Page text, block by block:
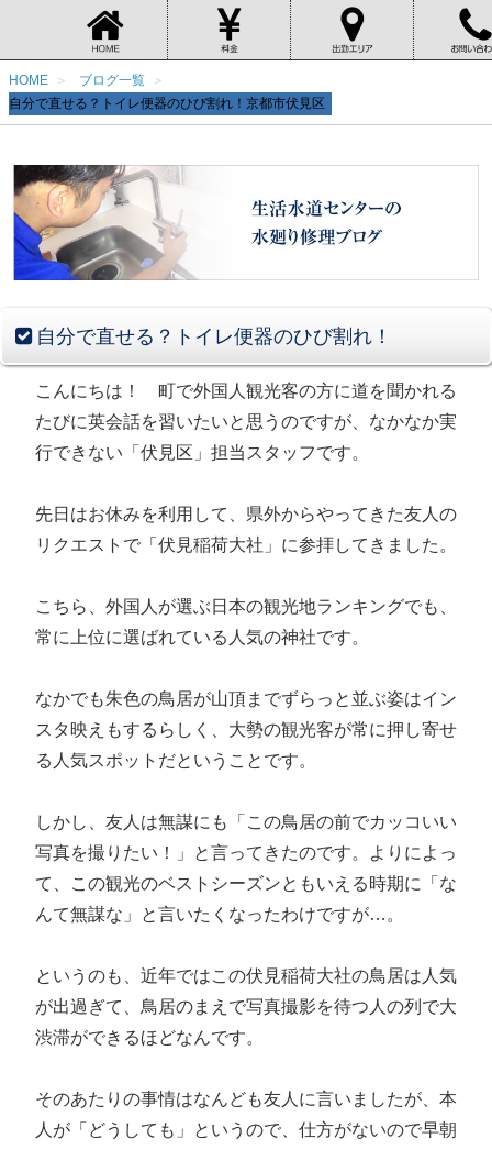
HOME
ブログ一覧
自分で直せる？トイレ便器のひび割れ！京都市伏見区
自分で直せる？トイレ便器のひび割れ！
こんにちは！ 町で外国人観光客の方に道を聞かれる
たびに英会話を習いたいと思うのですが、なかなか実
行できない「伏見区」担当スタッフです。
先日はお休みを利用して、県外からやってきた友人の
リクエストで「伏見稲荷大社」に参拝してきました。
こちら、外国人が選ぶ日本の観光地ランキングでも、
常に上位に選ばれている人気の神社です。
なかでも朱色の鳥居が山頂までずらっと並ぶ姿はイン
スタ映えもするらしく、大勢の観光客が常に押し寄せ
る人気スポットだということです。
しかし、友人は無謀にも「この鳥居の前でカッコいい
写真を撮りたい！」と言ってきたのです。よりによっ
て、この観光のベストシーズンともいえる時期に「な
んて無謀な」と言いたくなったわけですが…。
というのも、近年ではこの伏見稲荷大社の鳥居は人気
が出過ぎて、鳥居のまえで写真撮影を待つ人の列で大
渋滞ができるほどなんです。
そのあたりの事情はなんども友人に言いましたが、本
人が「どうしても」というので、仕方がないので早朝